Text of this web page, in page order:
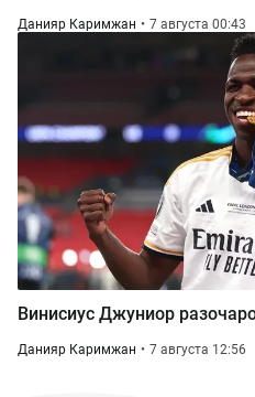
Данияр Каримжан 7 августа 00:43
Винисиус Джуниор
Данияр Каримжан 7 августа 12:56